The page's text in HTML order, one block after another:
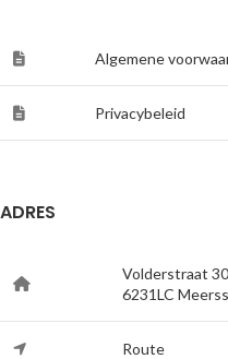
Algemene
Privacybeleid
ADRES
Volderstraat 30
6231LC
Route